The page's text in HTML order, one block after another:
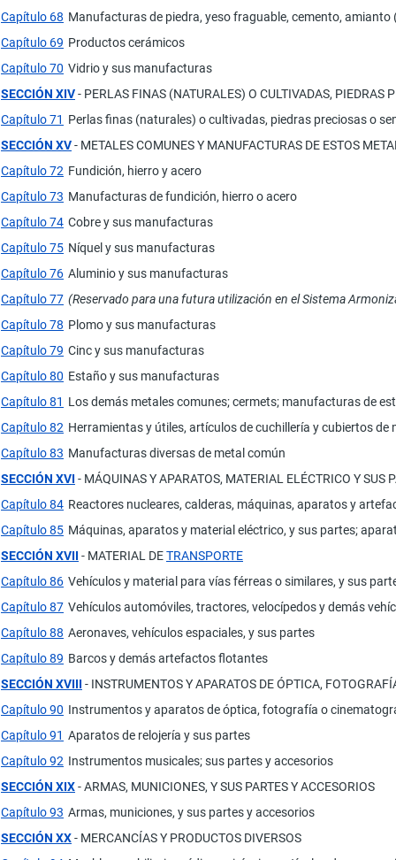
Capítulo 68 Manufacturas de piedra, yeso fraguable, cemento,
Capítulo 69 Productos cerámicos
Capítulo 70 Vidrio y sus manufacturas
SECCIÓN XIV- PERLAS FINAS (NATURALES) O CULTIVADAS, PIEDRAS
Capítulo 71 Perlas finas (naturales) o cultivadas, piedras preciosas o
SECCIÓN XV- METALES COMUNES Y MANUFACTURAS DE ESTOS
Capítulo 72 Fundición, hierro y acero
Capítulo 73 Manufacturas de fundición, hierro o acero
Capítulo 74 Cobre y sus manufacturas
Capítulo 75 Níquel y sus manufacturas
Capítulo 76 Aluminio y sus manufacturas
Capítulo 77 (Reservado para una futura utilización en el Sistema
Capítulo 78 Plomo y sus manufacturas
Capítulo 79 Cinc y sus manufacturas
Capítulo 80 Estaño y sus manufacturas
Capítulo 81 Los demás metales comunes; cermets; manufacturas de
Capítulo 82 Herramientas y útiles, artículos de cuchillería y cubiertos
Capítulo 83 Manufacturas diversas de metal común
SECCIÓN XVI - MÁQUINAS Y APARATOS, MATERIAL ELÉCTRICO Y SUS
Capítulo 84 Reactores nucleares, calderas, máquinas, aparatos y
Capítulo 85 Máquinas, aparatos y material eléctrico, y sus partes;
SECCIÓN XVII - MATERIAL DETRANSPORTE
Capítulo 86 Vehículos y material para vías férreas o similares, y sus
Capítulo 87 Vehículos automóviles, tractores, velocípedos y demás
Capítulo 88 Aeronaves, vehículos espaciales, y sus partes
Capítulo 89 Barcos y demás artefactos flotantes
SECCIÓN XVIII - INSTRUMENTOS Y APARATOS DE ÓPTICA,
Capítulo 90 Instrumentos y aparatos de óptica, fotografía o
Capítulo 91 Aparatos de relojería y sus partes
Capítulo 92 Instrumentos musicales; sus partes y accesorios
SECCIÓN XIX- ARMAS, MUNICIONES, Y SUS PARTES Y ACCESORIOS
Capítulo 93 Armas, municiones, y sus partes y accesorios
SECCIÓN XX- MERCANCÍAS Y PRODUCTOS DIVERSOS